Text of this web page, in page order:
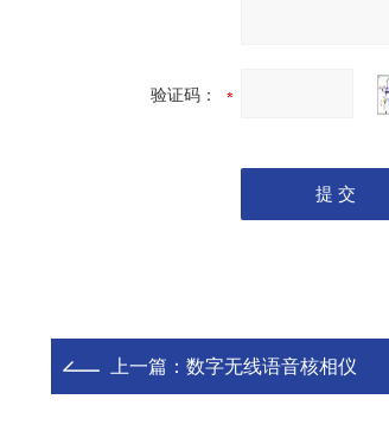
验证码：
上一篇： 数字无线语音核相仪